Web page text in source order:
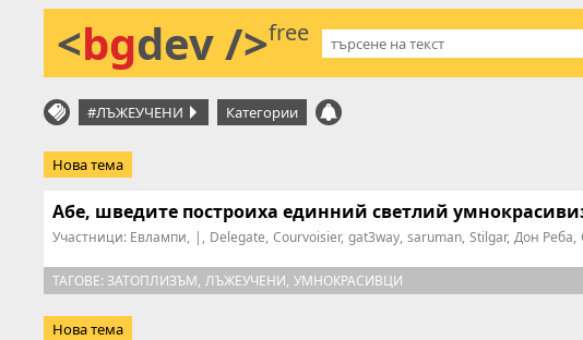
<bgdev />free
#ЛЪЖЕУЧЕНИ Категории
Нова тема
Абе, шведите построиха единний светлий
Участници: Евлампи | Delegate Courvoisier gat3way saruman Stilgar Дон Реба
ТАГОВЕ: ЗАТОПЛИЗЪМ ЛЪЖЕУЧЕНИ УМНОКРАСИВЦИ
Нова тема